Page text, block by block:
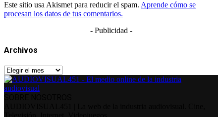
Este sitio usa Akismet para reducir el spam. Aprende cómo se
procesan los datos de tus comentarios.
- Publicidad -
Archivos
Archivos